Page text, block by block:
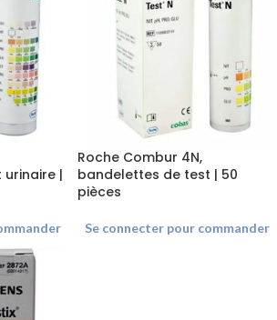
|
Roche Combur 4N,
bandelettes de test | 50
pièces
Se connecter pour commander